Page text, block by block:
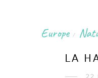
Europe /
LA
22